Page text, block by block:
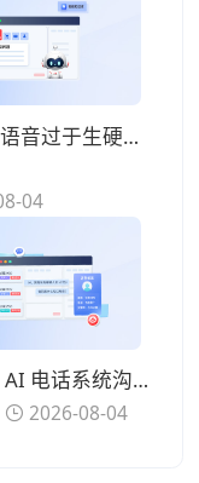
担心机器语音过于生硬？AI电话系统已实现“情绪识别”与动态回复
04
怎样提升 AI 电话系统沟通效果？优化对话逻辑提高客户响应体验
2026-08-04